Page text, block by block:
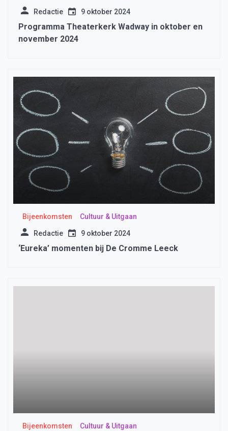
Redactie 9 oktober 2024
Programma Theaterkerk Wadway in oktober en
november 2024
Bijeenkomsten Cultuur & Uitgaan
Redactie 9 oktober 2024
‘Eureka’ momenten bij De Cromme Leeck
Bijeenkomsten Cultuur & Uitgaan